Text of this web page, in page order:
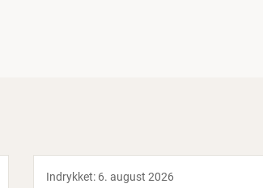
Indrykket: 6. august 2026